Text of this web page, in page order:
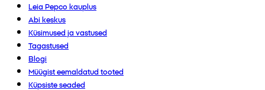
Leia Pepco kauplus
Abi keskus
Küsimused ja vastused
Tagastused
Blogi
Müügist eemaldatud tooted
Küpsiste seaded